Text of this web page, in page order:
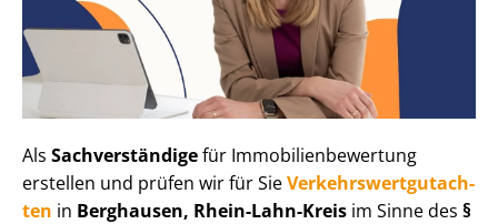
Als Sachverständigefür Im­mo­bi­li­en­be­wer­tung
erstellen und prüfen wir für SieVer­kehrs­wert­gut­ach­
ten in Berghausen, Rhein-Lahn-Kreis im Sinne des §